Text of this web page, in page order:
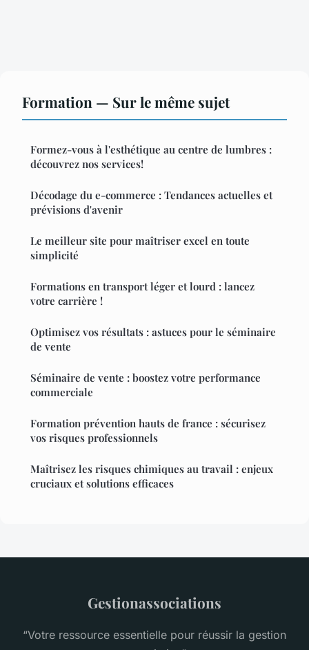
Formation — Sur le même sujet
Formez-vous à l'esthétique au centre de lumbres :
découvrez nos services!
Décodage du e-commerce : Tendances actuelles et
prévisions d'avenir
Le meilleur site pour maîtriser excel en toute
simplicité
Formations en transport léger et lourd : lancez
votre carrière !
Optimisez vos résultats : astuces pour le séminaire
de vente
Séminaire de vente : boostez votre performance
commerciale
Formation prévention hauts de france : sécurisez
vos risques professionnels
Maîtrisez les risques chimiques au travail : enjeux
cruciaux et solutions efficaces
Gestionassociations
“Votre ressource essentielle pour réussir la gestion